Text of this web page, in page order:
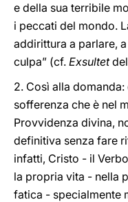
e della sua terribile
i peccati del mondo.
addirittura a parlare,
culpa” (cf. Exsultet
2. Così alla
sofferenza che è nel
Provvidenza divina,
definitiva senza fare
infatti, Cristo - il
la propria vita - nella
fatica - specialmente